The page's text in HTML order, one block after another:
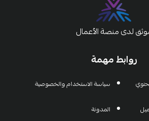
روابط مهمة
سياسة الاستخدام والخصوصية
المدونة
لدى منصة الأعمال